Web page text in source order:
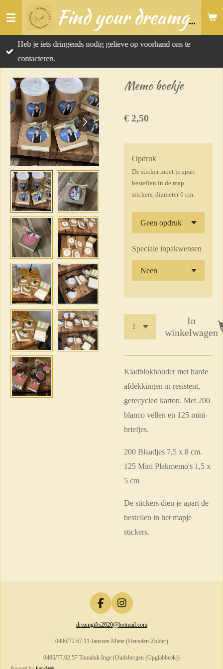
Ga
naar
de
hoofdinhoud
Find your dreamgift
Heb je iets dringends nodig gelieve op voorhand ons te
contacteren.
Memo boekje
€ 2,50
Opdruk
De sticker moet je apart
bestellen in de map
stickers, diameter 6 cm.
Speciale inpakwensen
In
winkelwagen
Kladblokhouder met harde
afdekkingen in resistent,
gerecycled karton. Met 200
blanco vellen en 125 mini-
briefjes.
200 Blaadjes 7,5 x 8 cm.
125 Mini Plakmemo's 1,5 x
5 cm
De stickers dien je apart de
bestellen in het mapje
stickers.
F
a
c
b
o
I
n
s
a
g
dreamgifts2020@hotmail.com
0486/72.67.11 Janssen Miete (Heusden-Zolder)
0495/77.02.57 Tomaluk Inge (Oudsbergen (Opglabbeek))